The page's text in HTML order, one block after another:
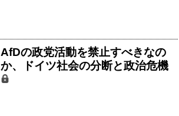
AfDの政党活動を禁止すべきなの
か、ドイツ社会の分断と政治危機